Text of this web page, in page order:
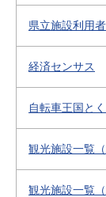
県立施設利用
経済センサス
自転車王国と
観光施設一覧
観光施設一覧